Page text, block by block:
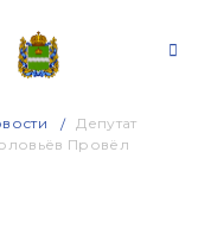
Депутат
Провёл